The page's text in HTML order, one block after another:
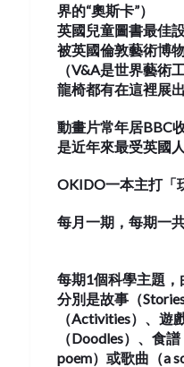
界的“奧斯卡”）
英國兒童圖書最佳
被英國倫敦藝術博
（V&A是世界藝術
龍椅都有在這裡展
動畫片常年居BBC
是近年來最受英國
OKIDO一本主打「
每月一期，每期一
每期1個科學主題，
分別是故事（
（Activities）、遊
（Doodles）、食譜
poem）或歌曲（a